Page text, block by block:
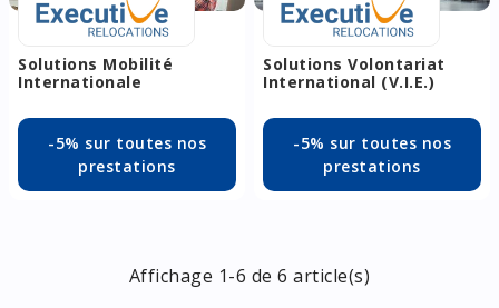
Solutions Mobilité
Internationale
-5% sur toutes nos
prestations
Solutions Volontariat
International (V.I.E.)
-5% sur toutes nos
prestations
Affichage 1-6 de 6 article(s)